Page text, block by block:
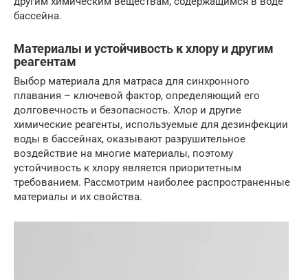
бассейна.
Материалы и устойчивость к хлору и другим
реагентам
Выбор материала для матраса для синхронного
плавания – ключевой фактор, определяющий его
долговечность и безопасность. Хлор и другие
химические реагенты, используемые для дезинфекции
воды в бассейнах, оказывают разрушительное
воздействие на многие материалы, поэтому
устойчивость к хлору является приоритетным
требованием. Рассмотрим наиболее распространенные
материалы и их свойства.